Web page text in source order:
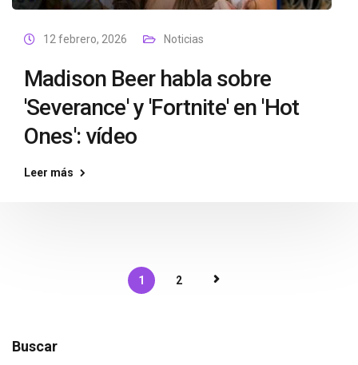
12 febrero, 2026 Noticias
Madison Beer habla sobre
'Severance' y 'Fortnite' en 'Hot
Ones': vídeo
Leer más
1 2
Buscar